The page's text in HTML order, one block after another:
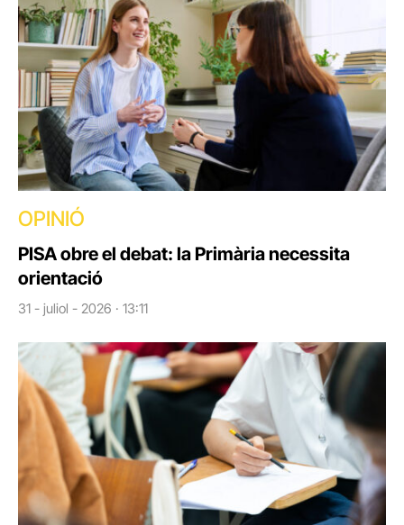
OPINIÓ
PISA obre el debat: la Primària necessita
orientació
31 - juliol - 2026 · 13:11